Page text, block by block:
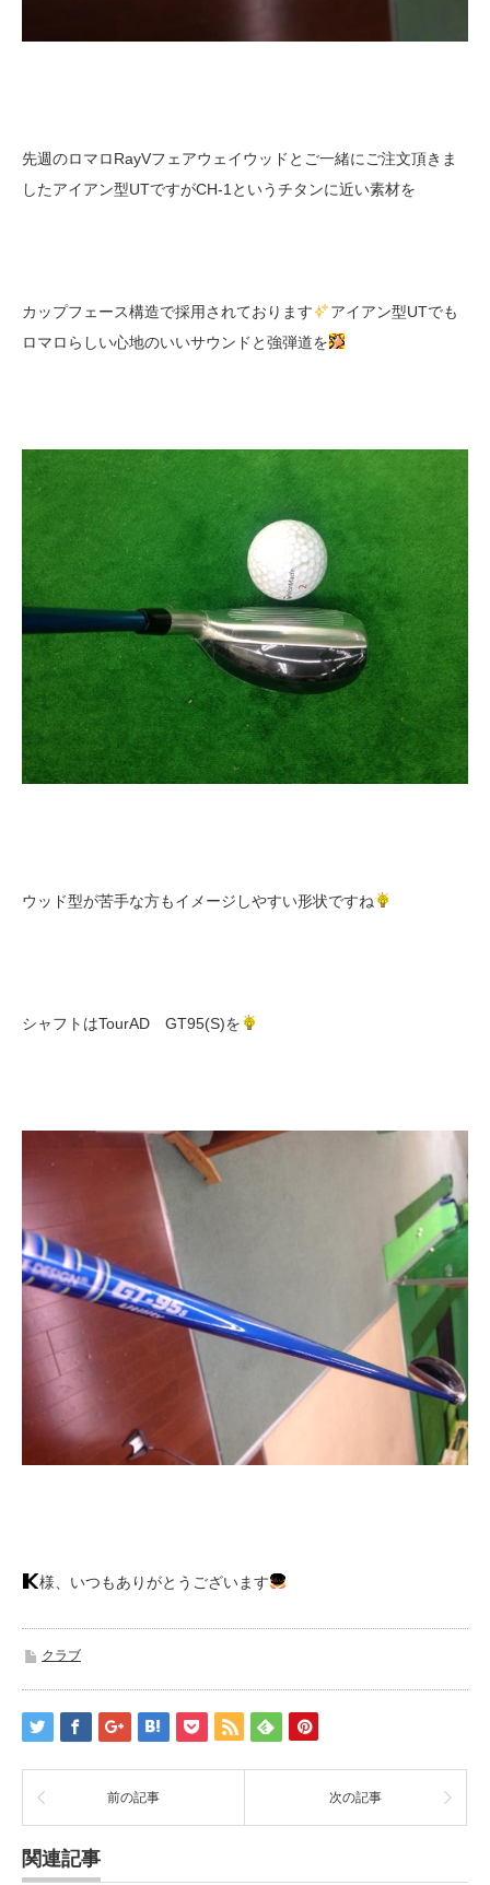
先週のロマロRayVフェアウェイウッドとご一緒にご注文頂きま
したアイアン型UTですがCH-1というチタンに近い素材を
カップフェース構造で採用されております
アイアン型UTでも
ロマロらしい心地のいいサウンドと強弾道を
ウッド型が苦手な方もイメージしやすい形状ですね
シャフトはTourAD GT95(S)を
様、いつもありがとうございます
クラブ
前の記事 次の記事
関連記事